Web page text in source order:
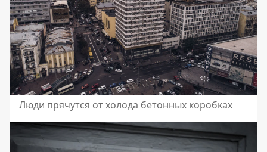
Люди прячутся от холода бетонных коробках